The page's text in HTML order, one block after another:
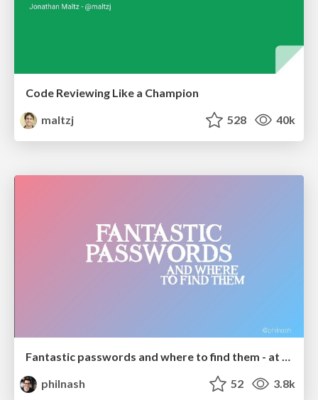
Code Reviewing Like a Champion
maltzj
528 40k
Fantastic passwords and where to find them - at NoRuKo
philnash
52 3.8k